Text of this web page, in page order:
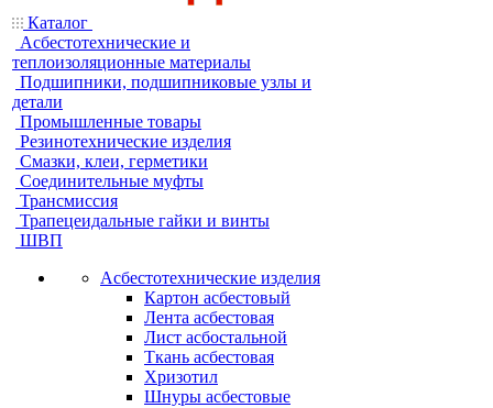
Каталог
Асбестотехнические и
теплоизоляционные материалы
Подшипники, подшипниковые узлы и
детали
Промышленные товары
Резинотехнические изделия
Смазки, клеи, герметики
Соединительные муфты
Трансмиссия
Трапецеидальные гайки и винты
ШВП
Асбестотехнические изделия
Картон асбестовый
Лента асбестовая
Лист асбостальной
Ткань асбестовая
Хризотил
Шнуры асбестовые